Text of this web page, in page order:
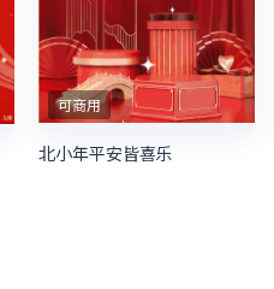
可商用
北小年平安皆喜乐